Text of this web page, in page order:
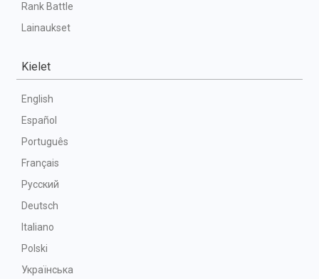
Rank Battle
Lainaukset
Kielet
English
Español
Português
Français
Русский
Deutsch
Italiano
Polski
Українська